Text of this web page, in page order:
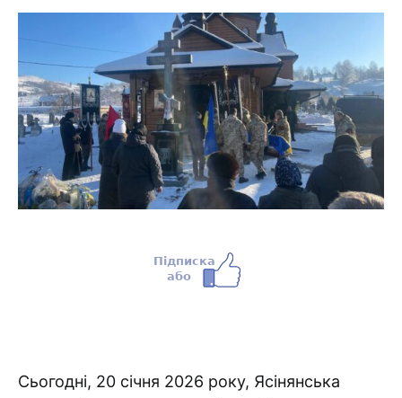
Сьогодні, 20 січня 2026 року, Ясінянська